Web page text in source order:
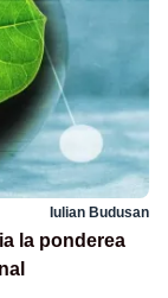
Iulian Budusan
la ponderea